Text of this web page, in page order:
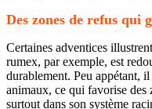
Des zones de refus
Certaines adventices
rumex, par exemple, est
durablement. Peu appétant,
animaux, ce qui favorise des
surtout dans son système